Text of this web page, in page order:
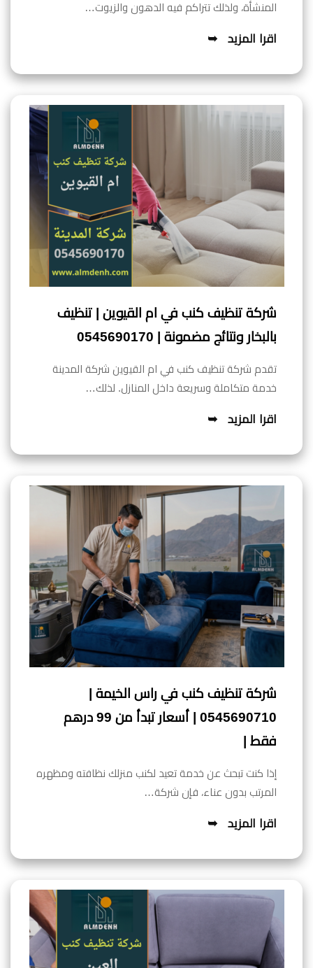
المنشأة، ولذلك تتراكم فيه الدهون والزيوت…
اقرا المزيد
شركة تنظيف كنب في ام القيوين | تنظيف
بالبخار ونتائج مضمونة | 0545690170
تقدم شركة تنظيف كنب في ام القيوين شركة المدينة
خدمة متكاملة وسريعة داخل المنازل. لذلك…
اقرا المزيد
شركة تنظيف كنب في راس الخيمة |
0545690710 | أسعار تبدأ من 99 درهم
فقط |
إذا كنت تبحث عن خدمة تعيد لكنب منزلك نظافته ومظهره
المرتب بدون عناء، فإن شركة…
اقرا المزيد